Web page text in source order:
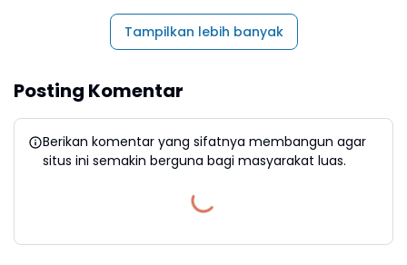
Tampilkan lebih banyak
Posting Komentar
Berikan komentar yang sifatnya membangun agar
situs ini semakin berguna bagi masyarakat luas.